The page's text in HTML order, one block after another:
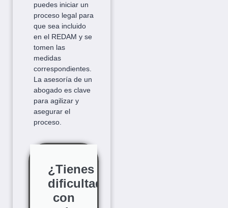
puedes iniciar un
proceso legal para
que sea incluido
en el REDAM y se
tomen las
medidas
correspondientes.
La asesoría de un
abogado es clave
para agilizar y
asegurar el
proceso.
¿Tienes
dificultades
con